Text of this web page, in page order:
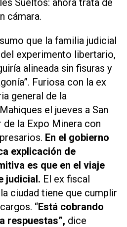
Sueltos: ahora trata de
cámara.
que la familia judicial
experimento libertario,
alineada sin fisuras y
Furiosa con la ex
general de la
el jueves a San
de la Expo Minera con
En el gobierno
explicación de
es que en el viaje
judicial. El ex fiscal
ciudad tiene que cumplir
“Está cobrando
respuestas”, dice